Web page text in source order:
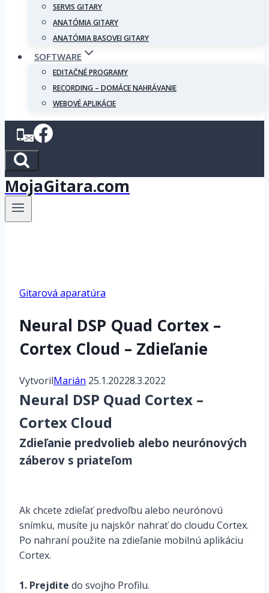
SERVIS GITARY
ANATÓMIA GITARY
ANATÓMIA BASOVEJ GITARY
SOFTWARE
EDITAČNÉ PROGRAMY
RECORDING – DOMÁCE NAHRÁVANIE
WEBOVÉ APLIKÁCIE
MojaGitara.com
Gitarová aparatúra
Neural DSP Quad Cortex –
Cortex Cloud – Zdieľanie
VytvorilMarián 25.1.20228.3.2022
Neural DSP Quad Cortex –
Cortex Cloud
Zdieľanie predvolieb alebo neurónových
záberov s priateľom
Ak chcete zdieľať predvoľbu alebo neurónovú
snímku, musíte ju najskôr nahrať do cloudu Cortex.
Po nahraní použite na zdieľanie mobilnú aplikáciu
Cortex.
1. Prejdite do svojho Profilu.